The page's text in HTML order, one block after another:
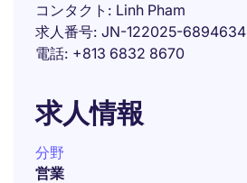
コンタクト
Linh Pham
求人番号 JN-122025-6894634
電話 +813 6832 8670
求人情報
分野
営業